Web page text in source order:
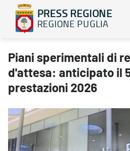
PRESS REGIONE
REGIONE PUGLIA
Piani sperimentali di recupero liste
Piani sperimentali di
d'attesa: anticipato il
prestazioni 2026